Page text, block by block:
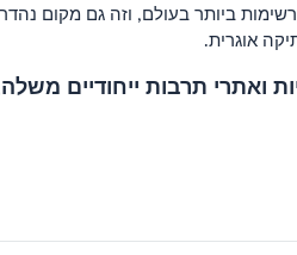
ביותר בעולם, וזה גם מקום
אוגרית.
ואתרי תרבות ייחודיים